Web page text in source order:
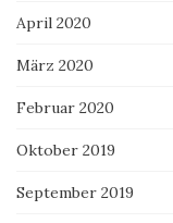
April 2020
März 2020
Februar 2020
Oktober 2019
September 2019